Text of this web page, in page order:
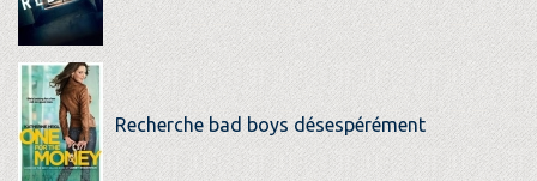
Recherche bad boys désespérément